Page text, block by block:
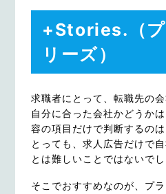
+Stories.（
リーズ）
求職者にとって、転職先の
自分に合った会社かどうか
容の項目だけで判断するの
とっても、求人広告だけで
とは難しいことではないでし
そこでおすすめなのが、プ